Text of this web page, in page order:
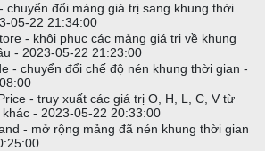
chuyển đổi mảng giá trị sang khung thời
05-22 21:34:00
- khôi phục các mảng giá trị về khung
- 2023-05-22 21:23:00
- chuyển đổi chế độ nén khung thời gian -
- truy xuất các giá trị O, H, L, C, V từ
- 2023-05-22 20:33:00
- mở rộng mảng đã nén khung thời gian